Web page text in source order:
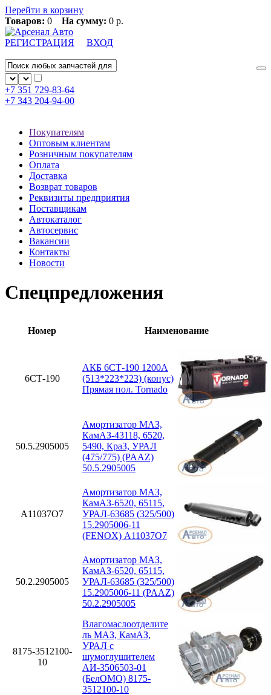
Перейти в корзину
Товаров: 0 На сумму: 0 р.
РЕГИСТРАЦИЯ ВХОД
+7 351 729-83-64
+7 343 204-94-00
Покупателям
Оптовым клиентам
Розничным покупателям
Оплата
Доставка
Возврат товаров
Реквизиты предприятия
Поставщикам
Автокаталог
Автосервис
Вакансии
Контакты
Новости
Спецпредложения
Номер Наименование
6СТ-190
АКБ 6СТ-190 1200А
(513*223*223) (конус)
Прямая пол. Tornado
50.5.2905005
Амортизатор МАЗ,
КамАЗ-43118, 6520,
5490, КраЗ, УРАЛ
(475/775) (PAAZ)
50.5.2905005
A11037O7
Амортизатор МАЗ,
КамАЗ-6520, 65115,
УРАЛ-63685 (325/500)
15.2905006-11
(FENOX) A11037O7
50.2.2905005
Амортизатор МАЗ,
КамАЗ-6520, 65115,
УРАЛ-63685 (325/500)
15.2905006-11 (PAAZ)
50.2.2905005
8175-3512100-
10
Влагомаслоотделите
ль МАЗ, КамАЗ,
УРАЛ с
шумоглушителем
АИ-3506503-01
(БелОМО) 8175-
3512100-10